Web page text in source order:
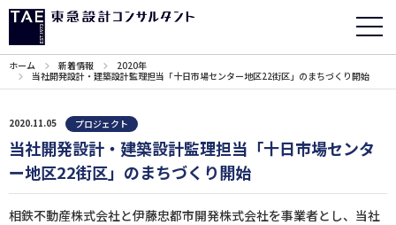
ホーム 新着情報
2020年
当社開発設計・建築設計監理担当「十日市場センター地区22街区」のまちづくり開始
2020.11.05 プロジェクト
当社開発設計・建築設計監理担当「十日市場センタ
ー地区22街区」のまちづくり開始
相鉄不動産株式会社と伊藤忠都市開発株式会社を事業者とし、当社